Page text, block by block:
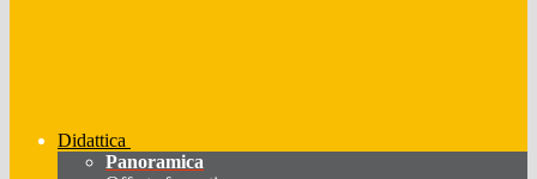
Didattica
Panoramica